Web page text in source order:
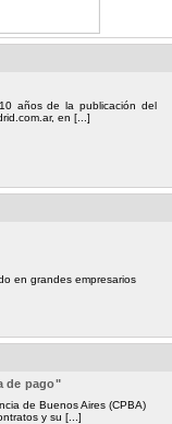
años de la publicación del
en [...]
en grandes empresarios
de pago"
de Buenos Aires (CPBA)
y su [...]